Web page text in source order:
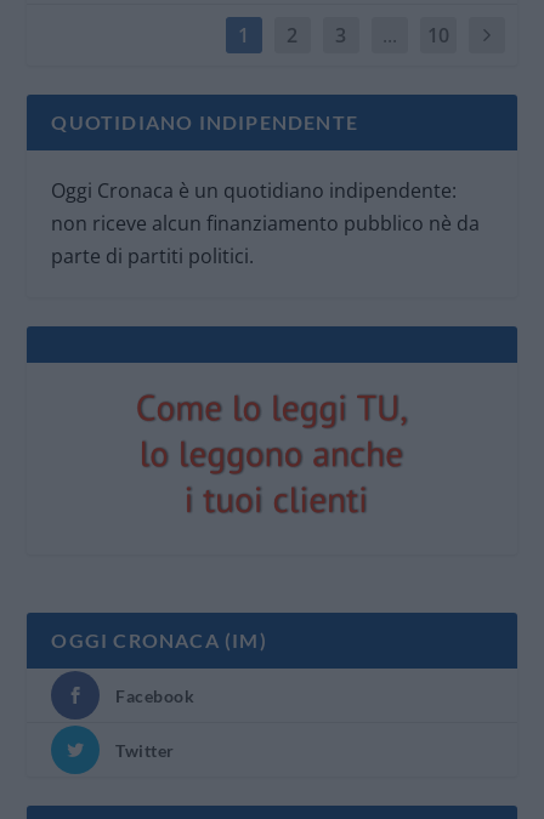
1 2 3 ... 10
QUOTIDIANO INDIPENDENTE
Oggi Cronaca è un quotidiano indipendente:
non riceve alcun finanziamento pubblico nè da
parte di partiti politici.
OGGI CRONACA (IM)
Facebook
Twitter